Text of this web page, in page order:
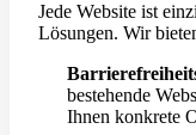
Jede Website ist
Lösungen. Wir
bestehende
Ihnen konkrete